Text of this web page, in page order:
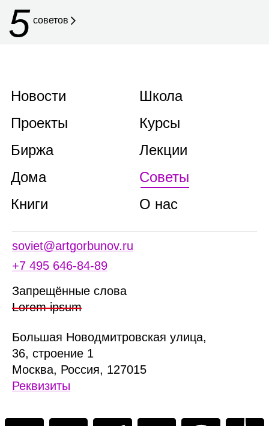
5 советов
Новости
Проекты
Биржа
Дома
Книги
Школа
Курсы
Лекции
Советы
О нас
soviet@artgorbunov.ru
+7 495 646‑84‑89
Запрещённые слова
Lorem ipsum
Большая Новодмитровская улица,
36, строение 1
Москва, Россия, 127015
Реквизиты